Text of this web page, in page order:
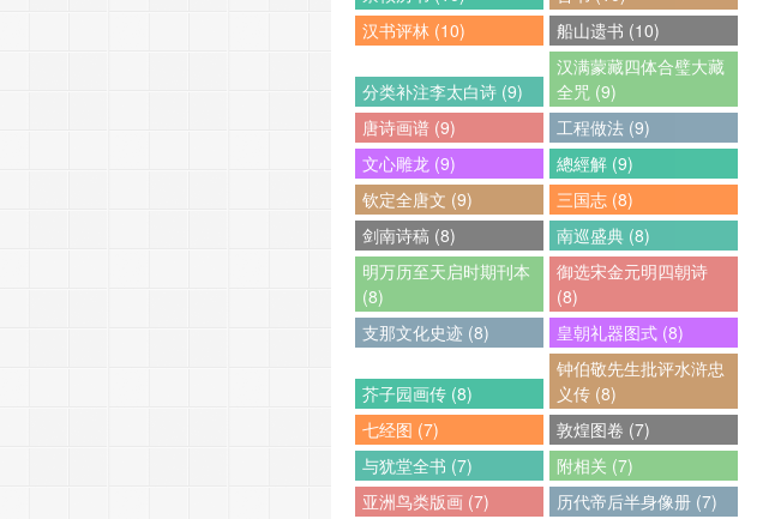
汉书评林 (10)
船山遗书 (10)
分类补注李太白诗 (9)
汉满蒙藏四体合璧大藏
全咒 (9)
唐诗画谱 (9)
工程做法 (9)
文心雕龙 (9)
總經解 (9)
钦定全唐文 (9)
三国志 (8)
剑南诗稿 (8)
南巡盛典 (8)
明万历至天启时期刊本
(8)
御选宋金元明四朝诗
(8)
支那文化史迹 (8)
皇朝礼器图式 (8)
芥子园画传 (8)
钟伯敬先生批评水浒忠
义传 (8)
七经图 (7)
敦煌图卷 (7)
与犹堂全书 (7)
附相关 (7)
亚洲鸟类版画 (7)
历代帝后半身像册 (7)